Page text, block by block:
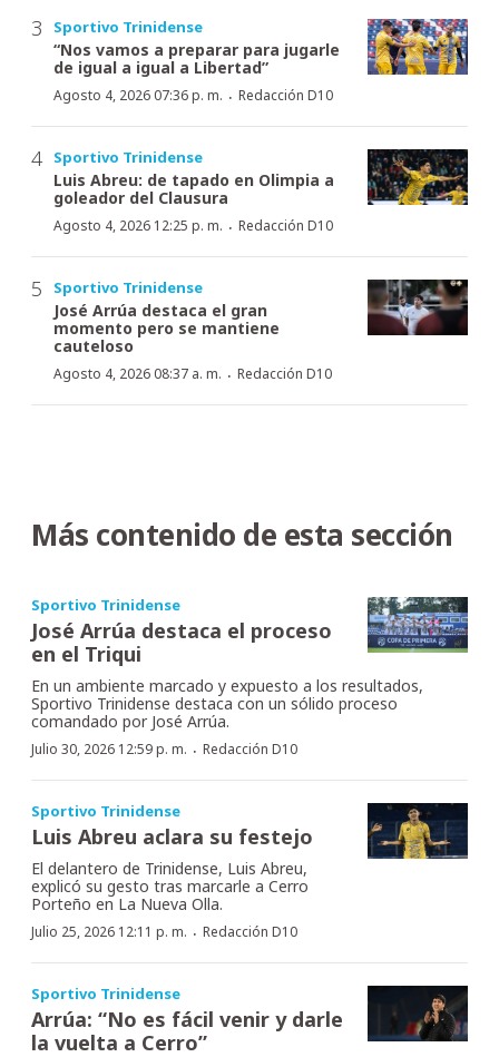
Sportivo Trinidense
“Nos vamos a preparar para jugarle
de igual a igual a Libertad”
Agosto 4, 2026 07:36 p. m. · Redacción D10
Sportivo Trinidense
Luis Abreu: de tapado en Olimpia a
goleador del Clausura
Agosto 4, 2026 12:25 p. m. · Redacción D10
Sportivo Trinidense
José Arrúa destaca el gran
momento pero se mantiene
cauteloso
Agosto 4, 2026 08:37 a. m. · Redacción D10
Más contenido de esta sección
Sportivo Trinidense
José Arrúa destaca el proceso
en el Triqui
En un ambiente marcado y expuesto a los resultados,
Sportivo Trinidense destaca con un sólido proceso
comandado por José Arrúa.
Julio 30, 2026 12:59 p. m. · Redacción D10
Sportivo Trinidense
Luis Abreu aclara su festejo
El delantero de Trinidense, Luis Abreu,
explicó su gesto tras marcarle a Cerro
Porteño en La Nueva Olla.
Julio 25, 2026 12:11 p. m. · Redacción D10
Sportivo Trinidense
Arrúa: “No es fácil venir y darle
la vuelta a Cerro”